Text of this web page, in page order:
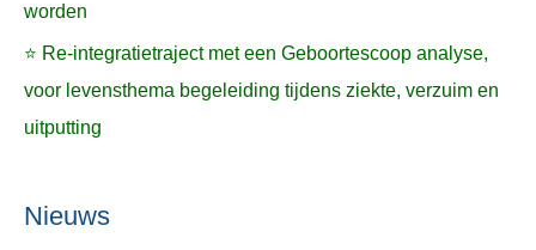
worden
⭐ Re-integratietraject met een Geboortescoop analyse,
voor levensthema begeleiding tijdens ziekte, verzuim en
uitputting
Nieuws